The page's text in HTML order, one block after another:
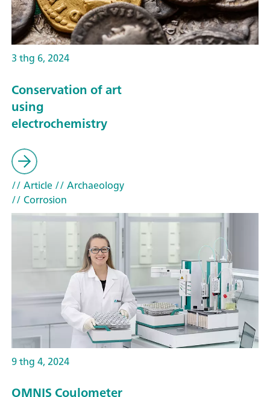
3 thg 6, 2024
Conservation of art
using
electrochemistry
// Article// Archaeology
// Corrosion
9 thg 4, 2024
OMNIS Coulometer